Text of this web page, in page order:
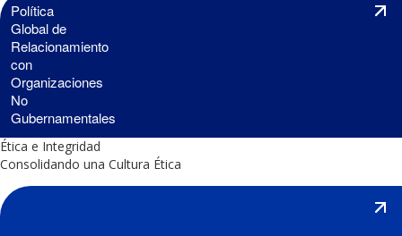
Política
Global de
Relacionamiento
con
Organizaciones
No
Gubernamentales
Ética e Integridad
Consolidando una Cultura Ética